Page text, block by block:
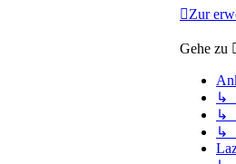
Zur
Gehe zu
↳
↳
↳